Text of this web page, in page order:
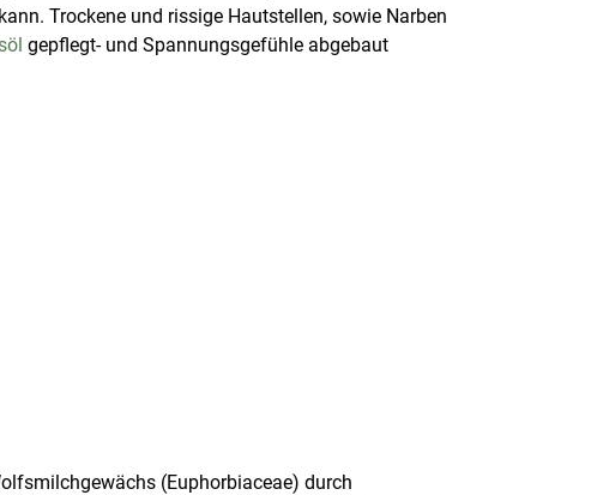
Trockene und rissige Hautstellen, sowie Narben
gepflegt- und Spannungsgefühle abgebaut
(Euphorbiaceae) durch